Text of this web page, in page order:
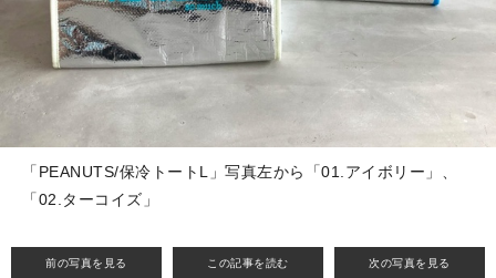
前の写真を見る この記事を読む 次の写真を見る
「PEANUTS/保冷トートL」写真左から「01.アイボリー」、
「02.ターコイズ」